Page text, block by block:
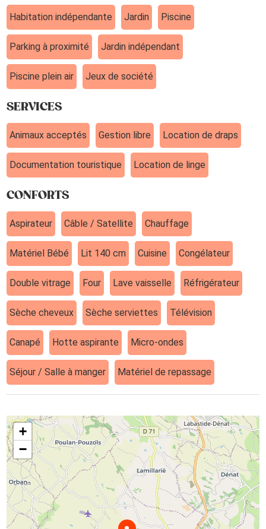
Habitation indépendante Jardin Piscine
Parking à proximité Jardin indépendant
Piscine plein air Jeux de société
SERVICES
Animaux acceptés Gestion libre Location de draps
Documentation touristique Location de linge
CONFORTS
Aspirateur Câble / Satellite Chauffage
Matériel Bébé Lit 140 cm Cuisine Congélateur
Double vitrage Four Lave vaisselle Réfrigérateur
Sèche cheveux Sèche serviettes Télévision
Canapé Hotte aspirante Micro-ondes
Séjour / Salle à manger Matériel de repassage
+
−